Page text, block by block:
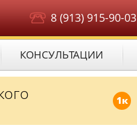
8 (913) 915-90-03
КОНСУЛЬТАЦИИ
1к